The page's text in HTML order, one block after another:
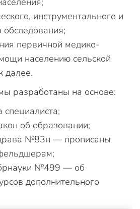
инструментального и
обследования;
первичной медико-
населению сельской
далее.
разработаны на основе:
специалиста;
об образовании;
№83н — прописаны
№499 — об
дополнительного